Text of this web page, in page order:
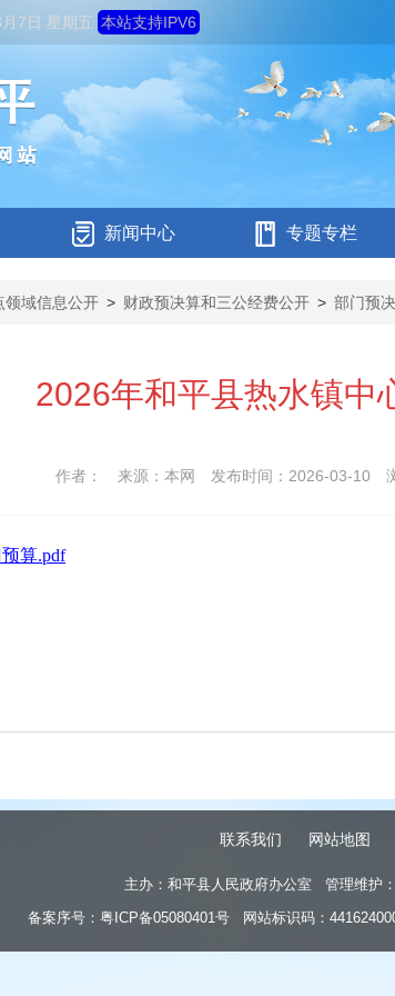
7日 星期五 本站支持IPV6
新闻中心 专题专栏
领域信息公开 > 财政预决算和三公经费公开 > 部门预
2026年和平县热水镇中
作者： 来源：本网 发布时间：2026-03-10
算.pdf
联系我们 网站地图
主办：和平县人民政府办公室 管理维护
备案序号： 粤ICP备05080401号 网站标识码：